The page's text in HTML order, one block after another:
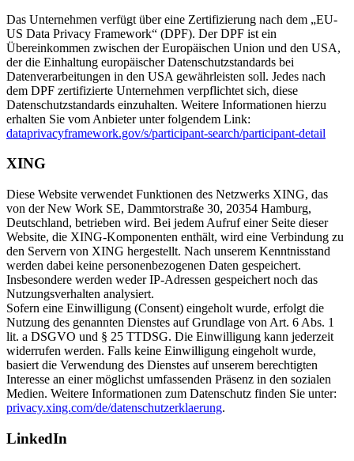
Das Unternehmen verfügt über eine Zertifizierung nach dem „EU-
US Data Privacy Framework“ (DPF). Der DPF ist ein
Übereinkommen zwischen der Europäischen Union und den USA,
der die Einhaltung europäischer Datenschutzstandards bei
Datenverarbeitungen in den USA gewährleisten soll. Jedes nach
dem DPF zertifizierte Unternehmen verpflichtet sich, diese
Datenschutzstandards einzuhalten. Weitere Informationen hierzu
erhalten Sie vom Anbieter unter folgendem Link:
dataprivacyframework.gov/s/participant-search/participant-detail
XING
Diese Website verwendet Funktionen des Netzwerks XING, das
von der New Work SE, Dammtorstraße 30, 20354 Hamburg,
Deutschland, betrieben wird. Bei jedem Aufruf einer Seite dieser
Website, die XING-Komponenten enthält, wird eine Verbindung zu
den Servern von XING hergestellt. Nach unserem Kenntnisstand
werden dabei keine personenbezogenen Daten gespeichert.
Insbesondere werden weder IP-Adressen gespeichert noch das
Nutzungsverhalten analysiert.
Sofern eine Einwilligung (Consent) eingeholt wurde, erfolgt die
Nutzung des genannten Dienstes auf Grundlage von Art. 6 Abs. 1
lit. a DSGVO und § 25 TTDSG. Die Einwilligung kann jederzeit
widerrufen werden. Falls keine Einwilligung eingeholt wurde,
basiert die Verwendung des Dienstes auf unserem berechtigten
Interesse an einer möglichst umfassenden Präsenz in den sozialen
Medien. Weitere Informationen zum Datenschutz finden Sie unter:
privacy.xing.com/de/datenschutzerklaerung.
LinkedIn